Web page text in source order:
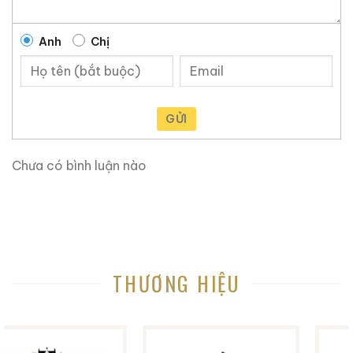
Wander-Hahfen (tương tự như Saladin) được sử dụng
từ năm 1969 đến 1972. Than bùn được nhập khẩu từ
Scotland.
1988 khi ba trong số các cặp nồi chưng cất bị thu nhỏ.
Có thời điểm họ phải tăng số lượng nồi chưng cất lên
mười hai.
Mở cửa trở lại vào tháng 2 năm 2006. Có hai bể
Anh Chị
GỬI
Chưa có bình luận nào
THƯƠNG HIỆU